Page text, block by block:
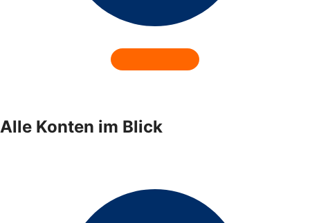
Alle Konten im Blick